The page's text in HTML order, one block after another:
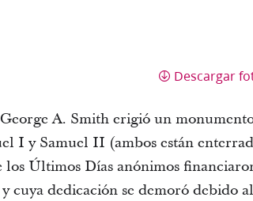
Descargar
A. Smith erigió un
I y Samuel II (ambos están
los Últimos Días anónimos
y cuya dedicación se demoró debido